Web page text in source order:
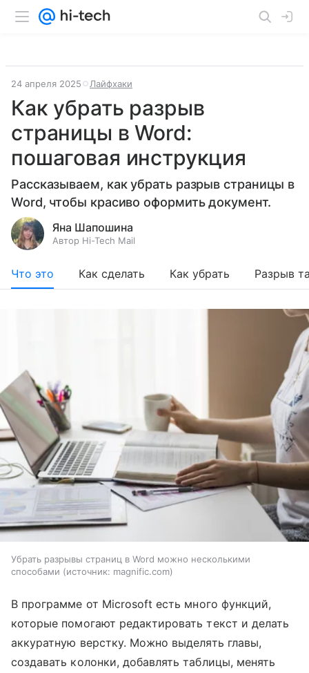
24 апреля 2025 Лайфхаки
Как убрать разрыв
страницы в Word:
пошаговая инструкция
Рассказываем, как убрать разрыв страницы в
Word, чтобы красиво оформить документ.
Яна Шапошина
Автор Hi-Tech Mail
Что это Как сделать Как убрать Разрыв
Убрать разрывы страниц в Word можно несколькими
способами
источник: magnific.com
В программе от Microsoft есть много функций,
которые помогают редактировать текст и делать
аккуратную верстку. Можно выделять главы,
создавать колонки, добавлять таблицы, менять